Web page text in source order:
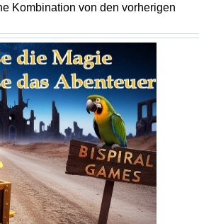
Kombination von den vorherigen